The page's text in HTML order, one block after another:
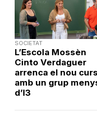
SOCIETAT
L’Escola Mossèn
Cinto Verdaguer
arrenca el nou curs
amb un grup
d’I3